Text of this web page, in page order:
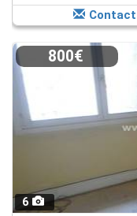
6
800€